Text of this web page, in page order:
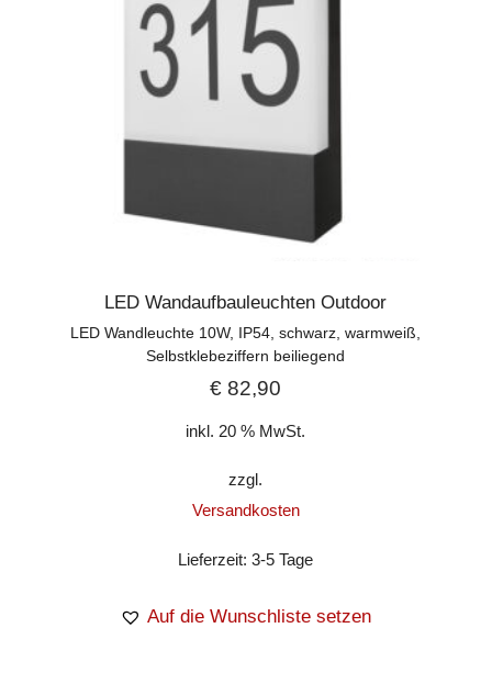
LED Wandaufbauleuchten Outdoor
LED Wandleuchte 10W, IP54, schwarz, warmweiß,
Selbstklebeziffern beiliegend
€ 82,90
inkl. 20 % MwSt.
zzgl.
Versandkosten
Lieferzeit:3-5 Tage
Auf die Wunschliste setzen